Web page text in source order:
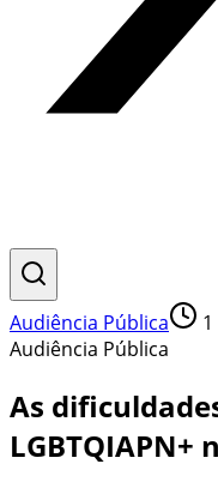
Audiência Pública 1
Audiência Pública
As
LGBTQIAPN+